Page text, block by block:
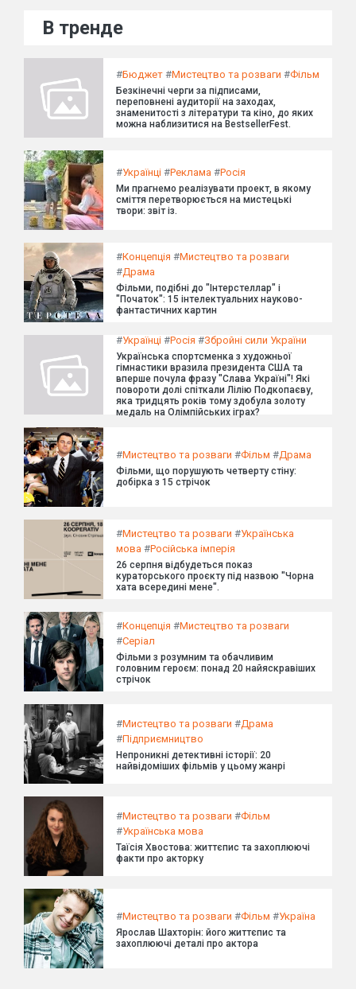
В тренде
#Бюджет #Мистецтво та розваги #Фільм
Безкінечні черги за підписами,
переповнені аудиторії на заходах,
знаменитості з літератури та кіно, до яких
можна наблизитися на BestsellerFest.
#Українці #Реклама #Росія
Ми прагнемо реалізувати проект, в якому
сміття перетворюється на мистецькі
твори: звіт із.
#Концепція #Мистецтво та розваги
#Драма
Фільми, подібні до "Інтерстеллар" і
"Початок": 15 інтелектуальних науково-
фантастичних картин
#Українці #Росія #Збройні сили України
Українська спортсменка з художньої
гімнастики вразила президента США та
вперше почула фразу "Слава Україні"! Які
повороти долі спіткали Лілію Подкопаєву,
яка тридцять років тому здобула золоту
медаль на Олімпійських іграх?
#Мистецтво та розваги #Фільм #Драма
Фільми, що порушують четверту стіну:
добірка з 15 стрічок
#Мистецтво та розваги #Українська
мова #Російська імперія
26 серпня відбудеться показ
кураторського проєкту під назвою "Чорна
хата всередині мене".
#Концепція #Мистецтво та розваги
#Серіал
Фільми з розумним та обачливим
головним героєм: понад 20 найяскравіших
стрічок
#Мистецтво та розваги #Драма
#Підприємництво
Непроникні детективні історії: 20
найвідоміших фільмів у цьому жанрі
#Мистецтво та розваги #Фільм
#Українська мова
Таїсія Хвостова: життєпис та захоплюючі
факти про акторку
#Мистецтво та розваги #Фільм #Україна
Ярослав Шахторін: його життєпис та
захоплюючі деталі про актора